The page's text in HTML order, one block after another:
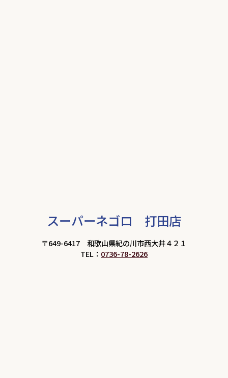
スーパーネゴロ 打田店
〒649-6417 和歌山県紀の川市西大井４２１
TEL： 0736-78-2626